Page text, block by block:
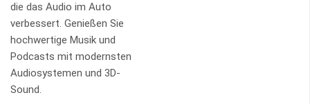
die das Audio im Auto
verbessert. Genießen Sie
hochwertige Musik und
Podcasts mit modernsten
Audiosystemen und 3D-
Sound.